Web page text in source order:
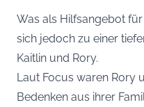
Was als Hilfsangebot
sich jedoch zu einer
Kaitlin und Rory.
Laut Focus waren Rory
Bedenken aus ihrer